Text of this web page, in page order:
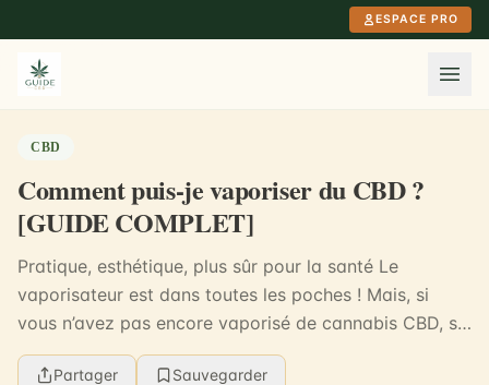
ESPACE PRO
CBD
Comment puis-je vaporiser du CBD ?
[GUIDE COMPLET]
Pratique, esthétique, plus sûr pour la santé Le
vaporisateur est dans toutes les poches ! Mais, si
vous n’avez pas encore vaporisé de cannabis CBD, si
vous êtes tout nouveau dans le produit ou si vou...
Partager Sauvegarder